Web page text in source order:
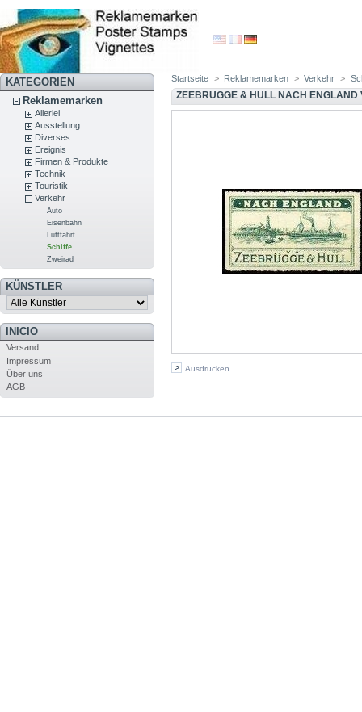
KATEGORIEN
Reklamemarken
Allerlei
Ausstellung
Diverses
Ereignis
Firmen & Produkte
Technik
Touristik
Verkehr
Auto
Eisenbahn
Luftfahrt
Schiffe
Zweirad
KÜNSTLER
INICIO
Versand
Impressum
Über uns
AGB
Startseite > Reklamemarken > Verkehr >
ZEEBRÜGGE & HULL NACH ENGLAND
Ausdrucken